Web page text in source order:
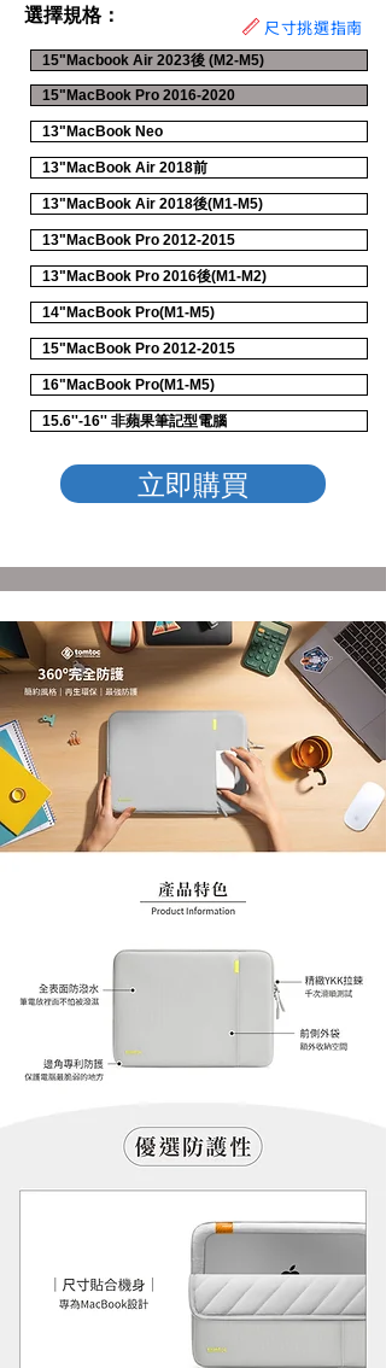
尺寸挑選指南
選擇規格：
15"Macbook Air 2023後 (M2-M5)
15"MacBook Pro 2016-2020
13"MacBook Neo
13"MacBook Air 2018前
13"MacBook Air 2018後(M1-M5)
13"MacBook Pro 2012-2015
13"MacBook Pro 2016後(M1-M2)
14"MacBook Pro(M1-M5)
15"MacBook Pro 2012-2015
16"MacBook Pro(M1-M5)
15.6''-16'' 非蘋果筆記型電腦
立即購買